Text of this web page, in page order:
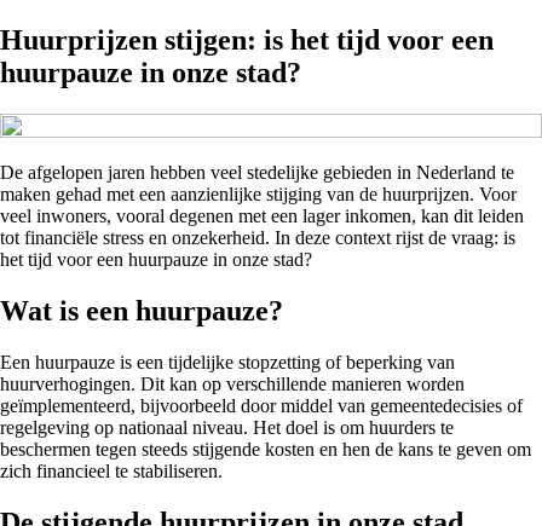
Huurprijzen stijgen: is het tijd voor een
huurpauze in onze stad?
De afgelopen jaren hebben veel stedelijke gebieden in Nederland te
maken gehad met een aanzienlijke stijging van de huurprijzen. Voor
veel inwoners, vooral degenen met een lager inkomen, kan dit leiden
tot financiële stress en onzekerheid. In deze context rijst de vraag: is
het tijd voor een huurpauze in onze stad?
Wat is een huurpauze?
Een huurpauze is een tijdelijke stopzetting of beperking van
huurverhogingen. Dit kan op verschillende manieren worden
geïmplementeerd, bijvoorbeeld door middel van gemeentedecisies of
regelgeving op nationaal niveau. Het doel is om huurders te
beschermen tegen steeds stijgende kosten en hen de kans te geven om
zich financieel te stabiliseren.